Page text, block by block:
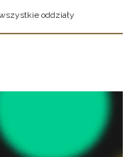
oddziały